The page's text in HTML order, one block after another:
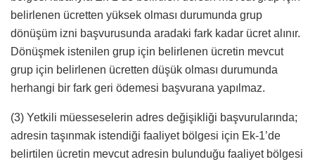
belirlenen ücretten yüksek olması durumunda grup
dönüşüm izni başvurusunda aradaki fark kadar ücret alınır.
Dönüşmek istenilen grup için belirlenen ücretin mevcut
grup için belirlenen ücretten düşük olması durumunda
herhangi bir fark geri ödemesi başvurana yapılmaz.
(3) Yetkili müesseselerin adres değişikliği başvurularında;
adresin taşınmak istendiği faaliyet bölgesi için Ek-1’de
belirtilen ücretin mevcut adresin bulunduğu faaliyet bölgesi